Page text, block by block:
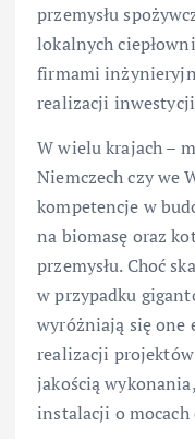
przemysłu
lokalnych
firmami
realizacji
W wielu krajach –
Niemczech czy we
kompetencje w
na biomasę oraz
przemysłu. Choć
w przypadku
wyróżniają się one
realizacji
jakością
instalacji o mocach